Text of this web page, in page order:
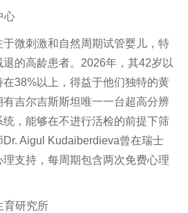
心
微刺激和自然周期试管婴儿，特
的高龄患者。2026年，其42岁以
在38%以上，得益于他们独特的黄
吉尔吉斯斯坦唯一一台超高分辨
，能够在不进行活检的前提下筛
Aigul Kudaiberdieva曾在瑞士
支持，每周期包含两次免费心理
育研究所